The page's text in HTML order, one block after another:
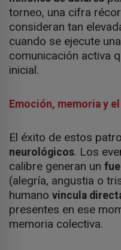
torneo, una cifra
consideran tan
cuando se ejecute
comunicación activa
inicial.
Emoción, memoria y
El éxito de estos
neurológicos. Los
calibre generan un
(alegría, angustia o
humano vincula
presentes en ese
memoria colectiva.